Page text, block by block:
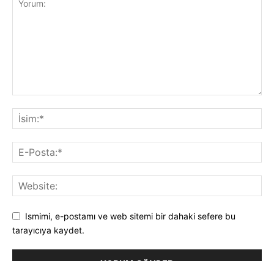
Ismimi, e-postamı ve web sitemi bir dahaki sefere bu
tarayıcıya kaydet.